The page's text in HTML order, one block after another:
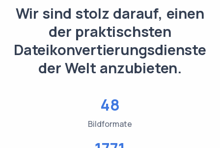
Wir sind stolz darauf, einen
der praktischsten
Dateikonvertierungsdienste
der Welt anzubieten.
48
Bildformate